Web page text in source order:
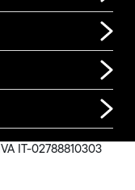
IT-02788810303